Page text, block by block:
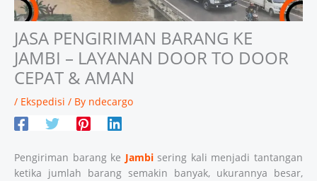
JASA PENGIRIMAN BARANG KE
JAMBI – LAYANAN DOOR TO DOOR
CEPAT & AMAN
/ Ekspedisi / By ndecargo
Pengiriman barang ke Jambisering kali menjadi tantangan
ketika jumlah barang semakin banyak, ukurannya besar,